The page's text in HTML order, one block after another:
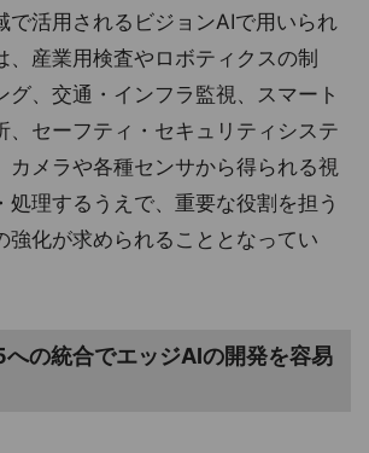
で活用されるビジョンAIで用いられ
、産業用検査やロボティクスの制
グ、交通・インフラ監視、スマート
、セーフティ・セキュリティシステ
カメラや各種センサから得られる視
処理するうえで、重要な役割を担う
強化が求められることとなってい
の統合でエッジAIの開発を容易